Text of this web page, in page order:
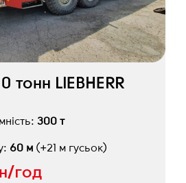
тонн LIEBHERR
300 т
60 м (+21 м гусьок)
год